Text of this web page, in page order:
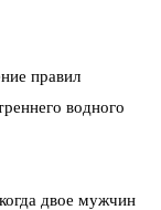
правил
водного
двое мужчин